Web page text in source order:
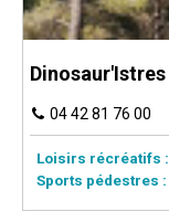
Dinosaur'Istres
04 42 81 76 00
Loisirs récréatifs :
Sports pédestres :